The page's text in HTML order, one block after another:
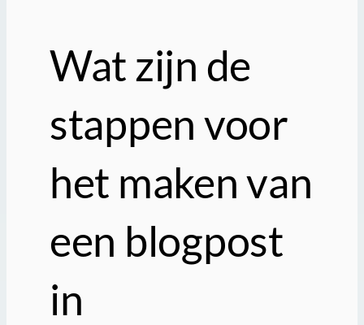
Wat zijn de
stappen voor
het maken van
een blogpost
in